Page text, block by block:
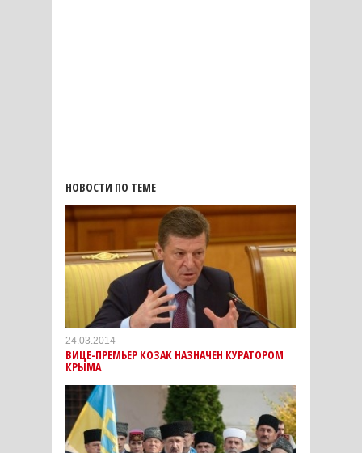
НОВОСТИ ПО ТЕМЕ
24.03.2014
ВИЦЕ-ПРЕМЬЕР КОЗАК НАЗНАЧЕН КУРАТОРОМ
КРЫМА